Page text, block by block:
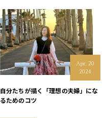
Apr. 20
2024
自分たちが描く「理想の夫婦」にな
るためのコツ